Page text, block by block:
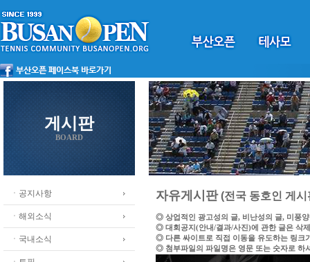
게시판
BOARD
ㆍ공지사항
ㆍ해외소식
ㆍ국내소식
자유게시판(전국 동호인 게시
◎ 상업적인 광고성의 글, 비난성의 글, 미풍
◎ 대회공지(안내/결과/사진)에 관한 글은 삭
◎ 다른 싸이트로 직접 이동을 유도하는 링크
◎ 첨부파일의 파일명은 영문 또는 숫자로 하